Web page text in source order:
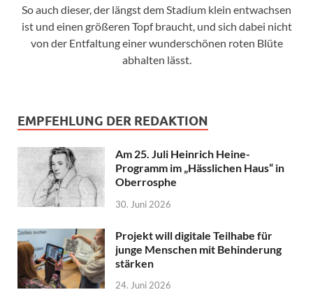
So auch dieser, der längst dem Stadium klein entwachsen
ist und einen größeren Topf braucht, und sich dabei nicht
von der Entfaltung einer wunderschönen roten Blüte
abhalten lässt.
EMPFEHLUNG DER REDAKTION
Am 25. Juli Heinrich Heine-
Programm im „Hässlichen Haus“ in
Oberrosphe
30. Juni 2026
Projekt will digitale Teilhabe für
junge Menschen mit Behinderung
stärken
24. Juni 2026